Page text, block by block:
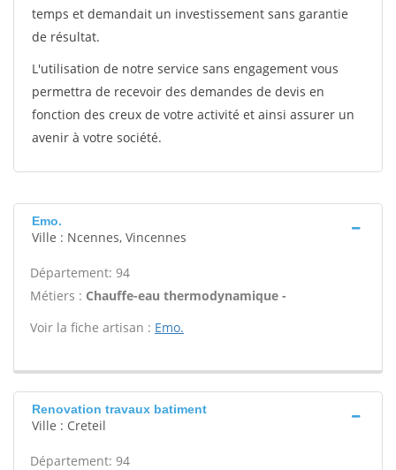
temps et demandait un investissement sans garantie
de résultat.
L'utilisation de notre service sans engagement vous
permettra de recevoir des demandes de devis en
fonction des creux de votre activité et ainsi assurer un
avenir à votre société.
Emo.
Ville : Ncennes, Vincennes
Département: 94
Métiers : Chauffe-eau thermodynamique -
Voir la fiche artisan : Emo.
Renovation travaux batiment
Ville : Creteil
Département: 94